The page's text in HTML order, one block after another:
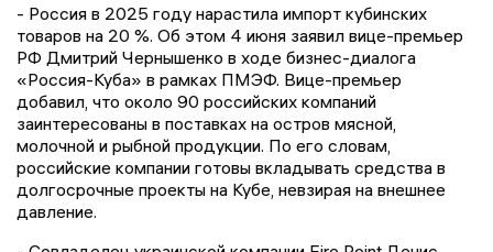
- Россия в 2025 году нарастила импорт кубинских
товаров на 20 %. Об этом 4 июня заявил вице-премьер
РФ Дмитрий Чернышенко в ходе бизнес-диалога
«Россия-Куба» в рамках ПМЭФ. Вице-премьер
добавил, что около 90 российских компаний
заинтересованы в поставках на остров мясной,
молочной и рыбной продукции. По его словам,
российские компании готовы вкладывать средства в
долгосрочные проекты на Кубе, невзирая на внешнее
давление.